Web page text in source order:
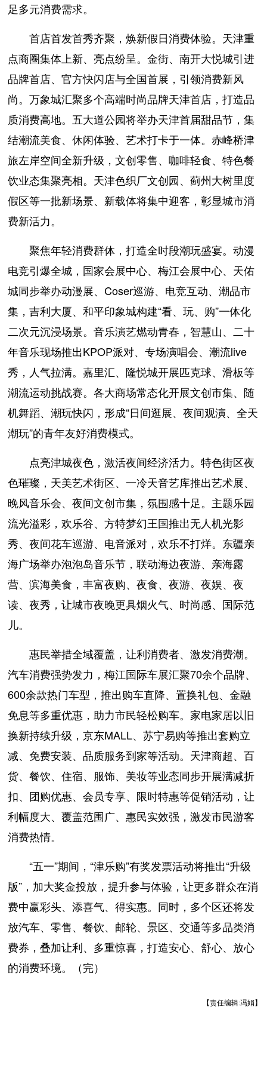
足多元消费需求。
首店首发首秀齐聚，焕新假日消费体验。天津重
点商圈集体上新、亮点纷呈。金街、南开大悦城引进
品牌首店、官方快闪店与全国首展，引领消费新风
尚。万象城汇聚多个高端时尚品牌天津首店，打造品
质消费高地。五大道公园将举办天津首届甜品节，集
结潮流美食、休闲体验、艺术打卡于一体。赤峰桥津
旅左岸空间全新升级，文创零售、咖啡轻食、特色餐
饮业态集聚亮相。天津色织厂文创园、蓟州大树里度
假区等一批新场景、新载体将集中迎客，彰显城市消
费新活力。
聚焦年轻消费群体，打造全时段潮玩盛宴。动漫
电竞引爆全城，国家会展中心、梅江会展中心、天佑
城同步举办动漫展、Coser巡游、电竞互动、潮品市
集，吉利大厦、和平印象城构建“看、玩、购”一体化
二次元沉浸场景。音乐演艺燃动青春，智慧山、二十
年音乐现场推出KPOP派对、专场演唱会、潮流live
秀，人气拉满。嘉里汇、隆悦城开展匹克球、滑板等
潮流运动挑战赛。各大商场常态化开展文创市集、随
机舞蹈、潮玩快闪，形成“日间逛展、夜间观演、全天
潮玩”的青年友好消费模式。
点亮津城夜色，激活夜间经济活力。特色街区夜
色璀璨，天美艺术街区、一冷天音艺库推出艺术展、
晚风音乐会、夜间文创市集，氛围感十足。主题乐园
流光溢彩，欢乐谷、方特梦幻王国推出无人机光影
秀、夜间花车巡游、电音派对，欢乐不打烊。东疆亲
海广场举办泡泡岛音乐节，联动海边夜游、亲海露
营、滨海美食，丰富夜购、夜食、夜游、夜娱、夜
读、夜秀，让城市夜晚更具烟火气、时尚感、国际范
儿。
惠民举措全域覆盖，让利消费者、激发消费潮。
汽车消费强势发力，梅江国际车展汇聚70余个品牌、
600余款热门车型，推出购车直降、置换礼包、金融
免息等多重优惠，助力市民轻松购车。家电家居以旧
换新持续升级，京东MALL、苏宁易购等推出套购立
减、免费安装、品质服务到家等活动。天津商超、百
货、餐饮、住宿、服饰、美妆等业态同步开展满减折
扣、团购优惠、会员专享、限时特惠等促销活动，让
利幅度大、覆盖范围广、惠民实效强，激发市民游客
消费热情。
“五一”期间，“津乐购”有奖发票活动将推出“升级
版”，加大奖金投放，提升参与体验，让更多群众在消
费中赢彩头、添喜气、得实惠。同时，多个区还将发
放汽车、零售、餐饮、邮轮、景区、交通等多品类消
费券，叠加让利、多重惊喜，打造安心、舒心、放心
的消费环境。（完）
【责任编辑:冯娟】